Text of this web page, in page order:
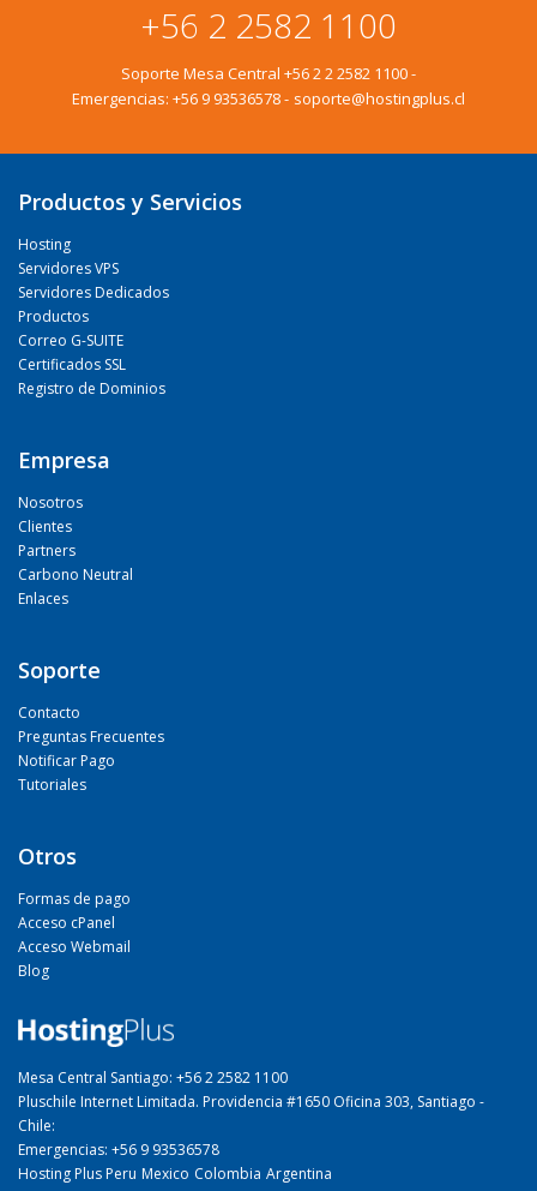
+56 2 2582 1100
Soporte Mesa Central +56 2 2 2582 1100-
Emergencias: +56 9 93536578- soporte@hostingplus.cl
Productos y Servicios
Hosting
Servidores VPS
Servidores Dedicados
Productos
Correo G-SUITE
Certificados SSL
Registro de Dominios
Empresa
Nosotros
Clientes
Partners
Carbono Neutral
Enlaces
Soporte
Contacto
Preguntas Frecuentes
Notificar Pago
Tutoriales
Otros
Formas de pago
Acceso cPanel
Acceso Webmail
Blog
Mesa Central Santiago: +56 2 2582 1100
Pluschile Internet Limitada. Providencia #1650 Oficina 303, Santiago -
Chile:
Emergencias: +56 9 93536578
Hosting Plus Peru Mexico Colombia Argentina